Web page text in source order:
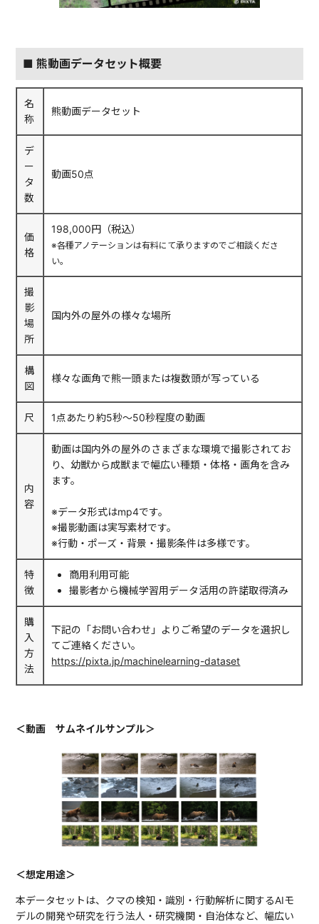
■ 熊動画データセット概要
名
称
熊動画データセット
デ
ー
タ
数
動画50点
価
格
198,000円（税込）
※各種アノテーションは有料にて承りますのでご相談くださ
い。
撮
影
場
所
国内外の屋外の様々な場所
構
図
様々な画角で熊一頭または複数頭が写っている
尺 1点あたり約5秒〜50秒程度の動画
内
容
動画は国内外の屋外のさまざまな環境で撮影されてお
り、幼獣から成獣まで幅広い種類・体格・画角を含み
ます。
※データ形式はmp4です。
※撮影動画は実写素材です。
※行動・ポーズ・背景・撮影条件は多様です。
特
徴
商用利用可能
撮影者から機械学習用データ活用の許諾取得済み
購
入
方
法
下記の「お問い合わせ」よりご希望のデータを選択し
てご連絡ください。
https://pixta.jp/machinelearning-dataset
＜動画 サムネイルサンプル＞
＜想定用途＞
本データセットは、クマの検知・識別・行動解析に関するAIモ
デルの開発や研究を行う法人・研究機関・自治体など、幅広い